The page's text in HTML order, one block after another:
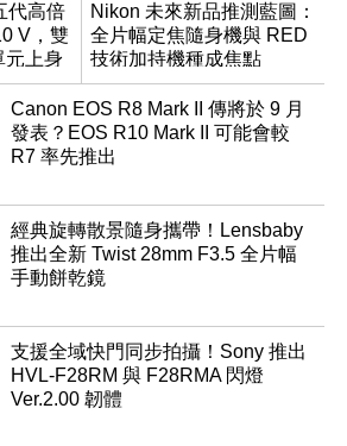
代高倍
V，雙
元上身
Nikon 未來新品推測藍圖：
全片幅定焦隨身機與 RED
技術加持機種成焦點
Canon EOS R8 Mark II 傳將於 9 月
發表？EOS R10 Mark II 可能會較
R7 率先推出
經典旋轉散景隨身攜帶！Lensbaby
推出全新 Twist 28mm F3.5 全片幅
手動餅乾鏡
支援全域快門同步拍攝！Sony 推出
HVL-F28RM 與 F28RMA 閃燈
Ver.2.00 韌體